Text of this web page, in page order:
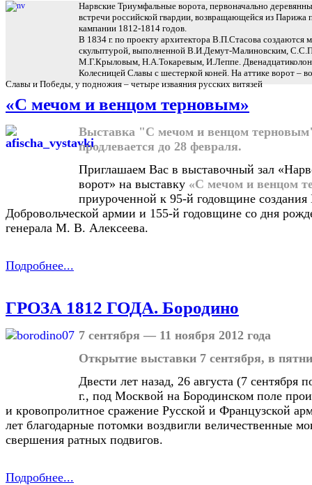
Нарвские Триумфальные ворота, первоначально
встречи российской гвардии, возвращающейся из Парижа
кампании 1812-1814 годов.
В 1834 г. по проекту архитектора В.П.Стасова создаются
скульптурой, выполненной В.И.Демут-Малиновским,
М.Г.Крыловым, Н.А.Токаревым, И.Леппе.
Колесницей Славы с шестеркой коней. На аттике ворот –
Славы и Победы, у подножия – четыре изваяния русских витязей
«C мечом и венцом терновым»
Выставка "С мечом и венцом
продлевается до 28 февраля.
Приглашаем Вас в выставочный зал
ворот» на выставку «С мечом и венцом
приуроченной к 95-й годовщине создания
Добровольческой армии и 155-й годовщине со дня
генерала М. В. Алексеева.
Подробнее...
ГРОЗА 1812 ГОДА. Бородино
7 сентября — 11 ноября 2012 года
Открытие выставки 7 сентября, в
Двести лет назад, 26 августа (7 сентября
г., под Москвой на Бородинском поле
и кровопролитное сражение Русской и Французской
лет благодарные потомки воздвигли величественные
свершения ратных подвигов.
Подробнее...